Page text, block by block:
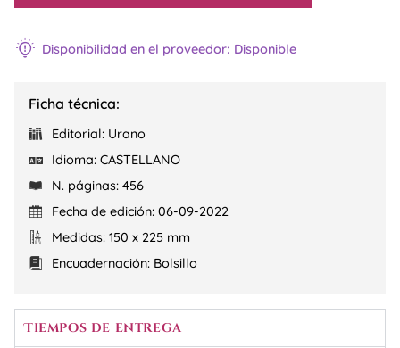
para
en
la
espera
de
este
producto
Disponibilidad en el proveedor: Disponible
Ficha técnica:
Editorial: Urano
Idioma: CASTELLANO
N. páginas: 456
Fecha de edición: 06-09-2022
Medidas: 150 x 225 mm
Encuadernación: Bolsillo
Tiempos de entrega